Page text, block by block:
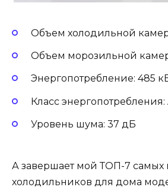
Объем холодильной
Объем морозильной
Энергопотребление: 485
Класс энергопотребления:
Уровень шума: 37 дБ
А завершает мой ТОП-7 самых
холодильников для дома